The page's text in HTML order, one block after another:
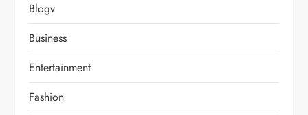
Blogv
Business
Entertainment
Fashion